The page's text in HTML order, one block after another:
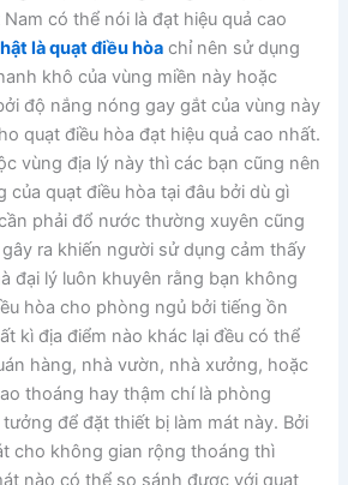
có thể nói là đạt hiệu quả cao
là quạt điều hòa chỉ nên sử dụng
khô của vùng miền này hoặc
độ nắng nóng gay gắt của vùng này
quạt điều hòa đạt hiệu quả cao nhất.
vùng địa lý này thì các bạn cũng nên
của quạt điều hòa tại đâu bởi dù gì
phải đổ nước thường xuyên cũng
ra khiến người sử dụng cảm thấy
đại lý luôn khuyên rằng bạn không
hòa cho phòng ngủ bởi tiếng ồn
kì địa điểm nào khác lại đều có thể
hàng, nhà vườn, nhà xưởng, hoặc
thoáng hay thậm chí là phòng
để đặt thiết bị làm mát này. Bởi
cho không gian rộng thoáng thì
nào có thể so sánh được với quạt